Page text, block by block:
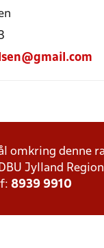
omkring denne
Jylland Region
8939 9910